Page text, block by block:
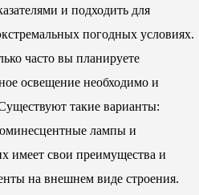
и подходить для
погодных условиях.
часто вы планируете
освещение необходимо и
такие варианты:
лампы и
имеет свои преимущества и
на внешнем виде строения.